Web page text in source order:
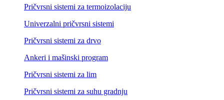
Pričvrsni sistemi za termoizolaciju
Univerzalni pričvrsni sistemi
Pričvrsni sistemi za drvo
Ankeri i mašinski program
Pričvrsni sistemi za lim
Pričvrsni sistemi za suhu gradnju